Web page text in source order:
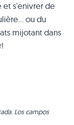
et s'enivrer de
ou du
mijotant dans
Los campos